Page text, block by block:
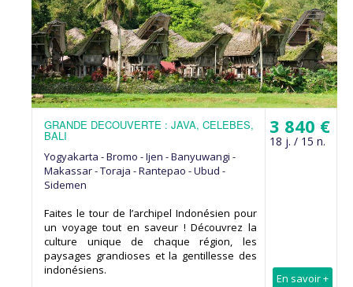
3 840 €
18 j. / 15 n.
En savoir +
GRANDE DECOUVERTE : JAVA, CELEBES,
BALI
Yogyakarta - Bromo - Ijen - Banyuwangi -
Makassar - Toraja - Rantepao - Ubud -
Sidemen
Faites le tour de l’archipel Indonésien pour
un voyage tout en saveur ! Découvrez la
culture unique de chaque région, les
paysages grandioses et la gentillesse des
indonésiens.